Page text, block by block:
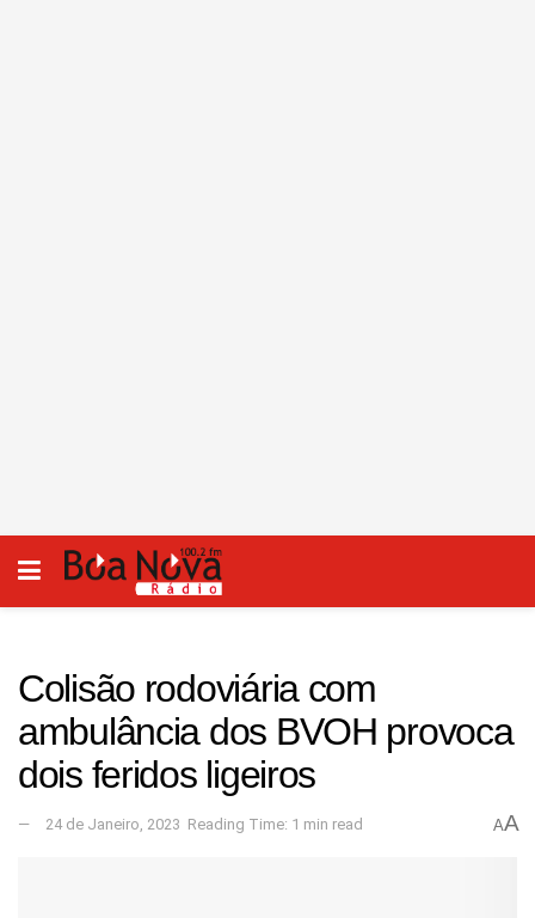
Colisão rodoviária com
ambulância dos BVOH provoca
dois feridos ligeiros
24 de Janeiro, 2023 Reading Time: 1 min read AA